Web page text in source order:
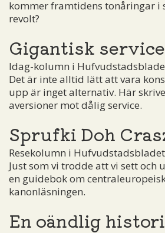
kommer framtidens tonåringar i
revolt?
Gigantisk service
Idag-kolumn i
Det är inte alltid lätt att vara
upp är inget alternativ. Här
aversioner mot dålig service.
Sprufki Doh
Resekolumn i
Just som vi trodde att vi sett och
en guidebok om
kanonläsningen.
En oändlig